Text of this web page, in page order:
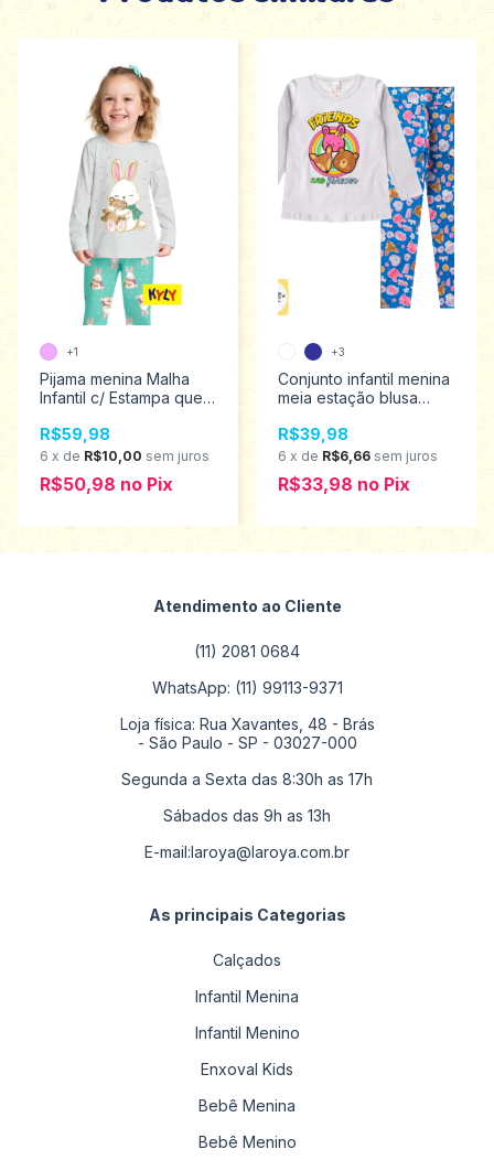
Pijama menina Malha
Infantil c/ Estampa que
ao 3 1000865
R$59,98
6 x de R$10,00 sem juros
R$50,98 no Pix
+1
Conjunto infantil menina
meia estação blusa
estampada Analê
tamanho 1 ao 3 505
R$39,98
6 x de R$6,66 sem juros
R$33,98 no Pix
+3
Atendimento ao Cliente
(11) 2081 0684
WhatsApp: (11) 99113-9371
Loja física: Rua Xavantes, 48 - Brás
- São Paulo - SP - 03027-000
Segunda a Sexta das 8:30h as 17h
Sábados das 9h as 13h
E-mail:laroya@laroya.com.br
As principais Categorias
Calçados
Infantil Menina
Infantil Menino
Enxoval Kids
Bebê Menina
Bebê Menino